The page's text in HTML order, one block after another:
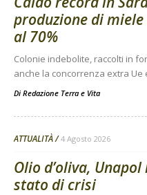
produzione di
al 70%
Colonie indebolite, raccolti in
anche la concorrenza extra Ue
Di Redazione Terra e Vita
ATTUALITÀ 4 Agosto 2026
Olio d’oliva,
stato di crisi